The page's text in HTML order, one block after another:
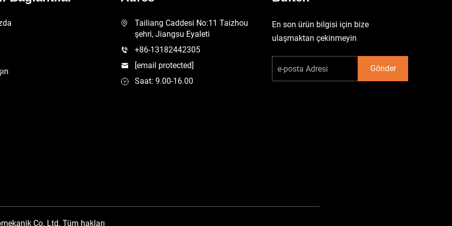
Tailiang Caddesi No:11 Taizhou
şehri, Jiangsu Eyaleti
+86-13182442305
[email protected]
Saat: 9.00-16.00
En son ürün bilgisi için bize
ulaşmaktan çekinmeyin
Gönder
Co. Ltd. Tüm hakları